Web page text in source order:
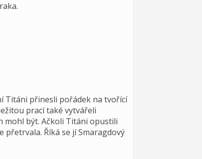
Titáni přinesli pořádek na tvořící
prací také vytvářeli
mohl být. Ačkoli Titáni opustili
Říká se jí Smaragdový